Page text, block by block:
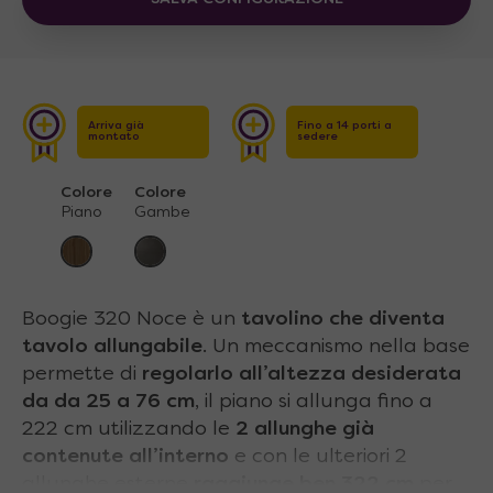
Arriva già
montato
Fino a 14 porti a
sedere
Colore
Piano
Colore
Gambe
Boogie 320 Noce è un tavolino che diventa
tavolo allungabile. Un meccanismo nella base
permette di regolarlo all’altezza desiderata
da da 25 a 76 cm, il piano si allunga fino a
222 cm utilizzando le 2 allunghe già
contenute all’interno e con le ulteriori 2